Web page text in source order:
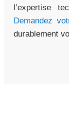
l’expertise
Demandez
durablement